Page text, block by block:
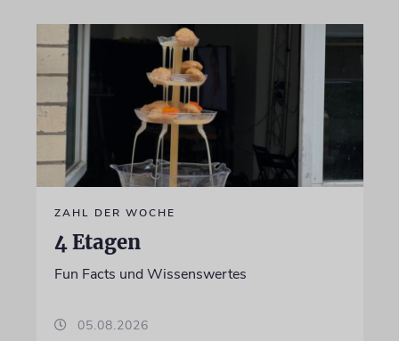
ZAHL DER WOCHE
4 Etagen
Fun Facts und Wissenswertes
05.08.2026